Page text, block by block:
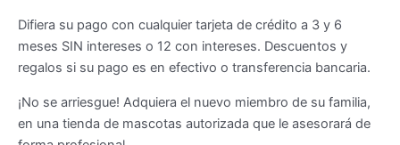
Difiera su pago con cualquier tarjeta de crédito a 3 y 6
meses SIN intereses o 12 con intereses. Descuentos y
regalos si su pago es en efectivo o transferencia bancaria.
¡No se arriesgue! Adquiera el nuevo miembro de su familia,
en una tienda de mascotas autorizada que le asesorará de